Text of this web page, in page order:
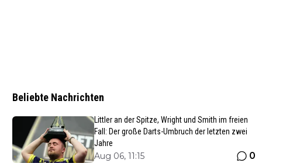
Beliebte Nachrichten
Littler an der Spitze, Wright und Smith im freien
Fall: Der große Darts-Umbruch der letzten zwei
Jahre
Aug 06, 11:15 0